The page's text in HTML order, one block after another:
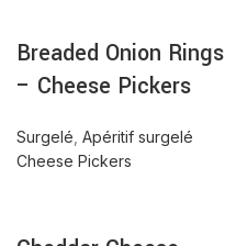
Breaded Onion Rings
– Cheese Pickers
Surgelé Apéritif surgelé
Cheese Pickers